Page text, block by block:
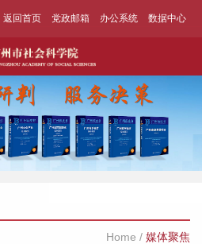
返回首页 党政邮箱 办公系统 数据中心
Home / 媒体聚焦